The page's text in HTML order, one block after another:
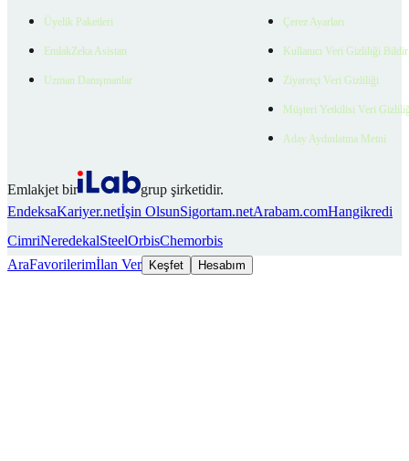
Üyelik Paketleri
EmlakZeka Asistan
Uzman Danışmanlar
Çerez Ayarları
Kullanıcı Veri Gizliliği
Ziyaretçi Veri Gizliliği
Müşteri Yetkilisi Veri
Aday Aydınlatma Metni
Emlakjet bir
grup şirketidir.
EndeksaKariyer.netİşin OlsunSigortam.netArabam.comHangikredi
CimriNeredekalSteelOrbisChemorbis
AraFavorilerimİlan Ver Keşfet Hesabım